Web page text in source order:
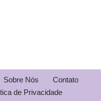
Sobre Nós
Contato
de Privacidade